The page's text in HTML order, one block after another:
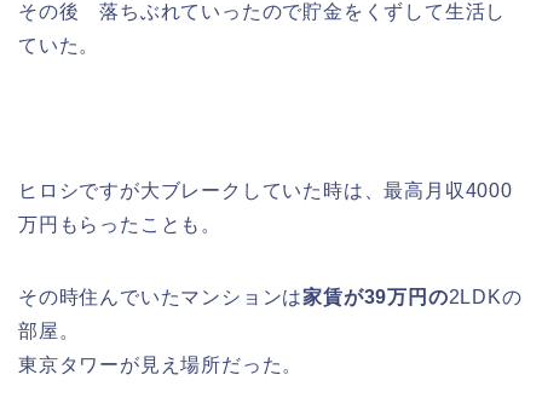
その後 落ちぶれていったので貯金をくずして生活し
ていた。
ヒロシですが大ブレークしていた時は、最高月収4000
万円もらったことも。
その時住んでいたマンションは家賃が39万円の2LDKの
部屋。
東京タワーが見え場所だった。